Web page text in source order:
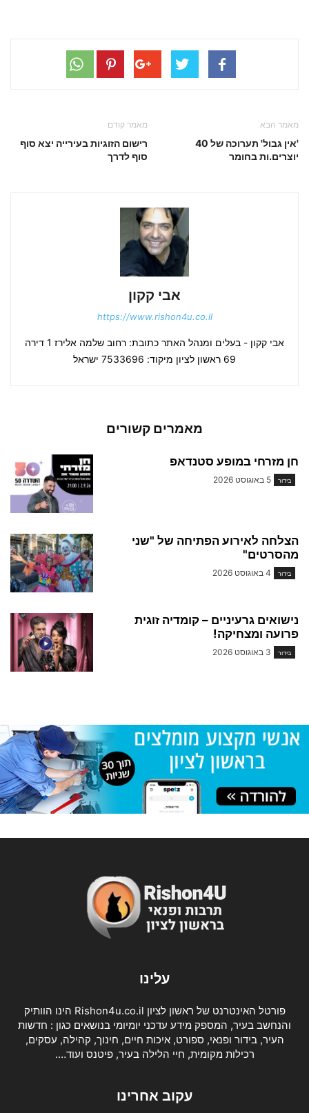
מאמר קודם
רישום הזוגיות בעירייה יצא סוף
סוף לדרך
מאמר הבא
'אין גבול' תערוכה של 40
יוצרים.ות בחומר
אבי קקון
https://www.rishon4u.co.il
אבי קקון - בעלים ומנהל האתר כתובת: רחוב שלמה אלירז 1 דירה
69 ראשון לציון מיקוד: 7533696 ישראל
מאמרים קשורים
חן מזרחי במופע סטנדאפ
בידור 5 באוגוסט 2026
הצלחה לאירוע הפתיחה של "שני
מהסרטים"
בידור 4 באוגוסט 2026
נישואים גרעיניים – קומדיה זוגית
פרועה ומצחיקה!
בידור 3 באוגוסט 2026
עלינו
פורטל האינטרנט של ראשון לציון Rishon4u.co.il הינו הוותיק
והנחשב בעיר, המספק מידע עדכני יומיומי בנושאים כגון : חדשות
העיר, בידור ופנאי, ספורט, איכות חיים, חינוך, קהילה, עסקים,
רכילות מקומית, חיי הלילה בעיר, פיטנס ועוד….
עקוב אחרינו